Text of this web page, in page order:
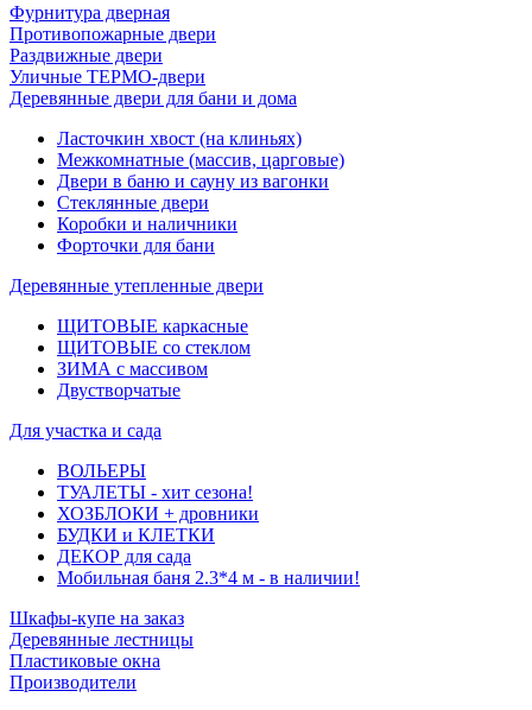
Фурнитура дверная
Противопожарные двери
Раздвижные двери
Уличные ТЕРМО-двери
Деревянные двери для бани и дома
Ласточкин хвост (на клиньях)
Межкомнатные (массив, царговые)
Двери в баню и сауну из вагонки
Стеклянные двери
Коробки и наличники
Форточки для бани
Деревянные утепленные двери
ЩИТОВЫЕ каркасные
ЩИТОВЫЕ со стеклом
ЗИМА с массивом
Двустворчатые
Для участка и сада
ВОЛЬЕРЫ
ТУАЛЕТЫ - хит сезона!
ХОЗБЛОКИ + дровники
БУДКИ и КЛЕТКИ
ДЕКОР для сада
Мобильная баня 2.3*4 м - в наличии!
Шкафы-купе на заказ
Деревянные лестницы
Пластиковые окна
Производители